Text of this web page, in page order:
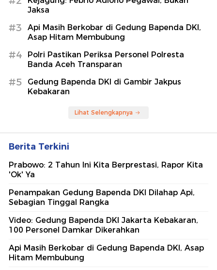
Jaksa
#3
Api Masih Berkobar di Gedung Bapenda DKI,
Asap Hitam Membubung
#4
Polri Pastikan Periksa Personel Polresta
Banda Aceh Transparan
#5
Gedung Bapenda DKI di Gambir Jakpus
Kebakaran
Lihat Selengkapnya
Berita Terkini
Prabowo: 2 Tahun Ini Kita Berprestasi, Rapor Kita
'Ok' Ya
Penampakan Gedung Bapenda DKI Dilahap Api,
Sebagian Tinggal Rangka
Video: Gedung Bapenda DKI Jakarta Kebakaran,
100 Personel Damkar Dikerahkan
Api Masih Berkobar di Gedung Bapenda DKI, Asap
Hitam Membubung